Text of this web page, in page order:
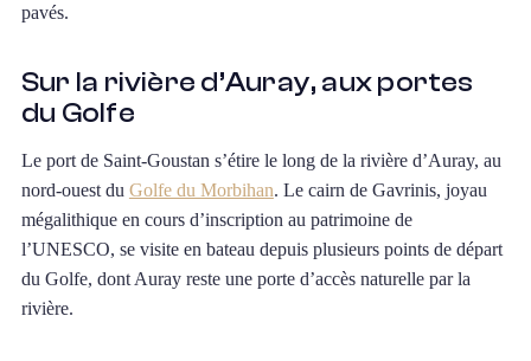
pavés.
Sur la rivière d’Auray, aux portes
du Golfe
Le port de Saint-Goustan s’étire le long de la rivière d’Auray, au
nord-ouest du Golfe du Morbihan. Le cairn de Gavrinis, joyau
mégalithique en cours d’inscription au patrimoine de
l’UNESCO, se visite en bateau depuis plusieurs points de départ
du Golfe, dont Auray reste une porte d’accès naturelle par la
rivière.